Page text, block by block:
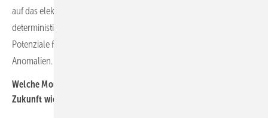
auf das elektrische System oder umgekehrt. Die Integration und
deterministische Auswertung von maschinellem Lernen bietet neue
Potenziale für die Erkennung oder Vorhersage von Zuständen sowie
Anomalien.
Welche Monitoring-Tools werden für die Betriebsführung in
Zukunft wichtiger?